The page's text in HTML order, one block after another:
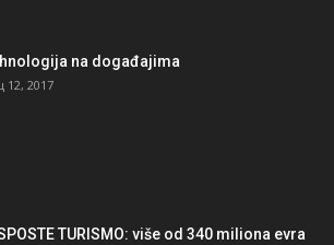
na događajima
12, 2017
TURISMO: više od 340 miliona evra